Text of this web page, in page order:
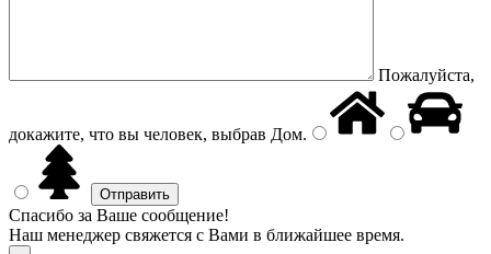
Пожалуйста,
докажите, что вы человек, выбрав Дом.
Спасибо за Ваше сообщение!
Наш менеджер свяжется с Вами в ближайшее время.